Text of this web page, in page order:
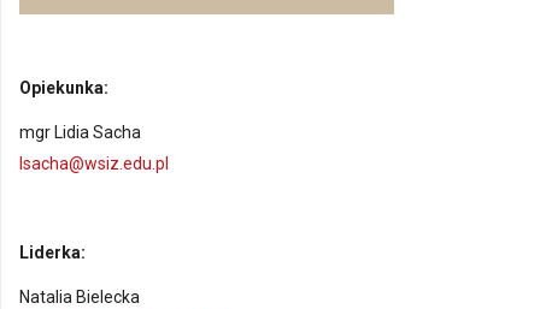
Opiekunka:
mgr Lidia Sacha
lsacha@wsiz.edu.pl
Liderka:
Natalia Bielecka